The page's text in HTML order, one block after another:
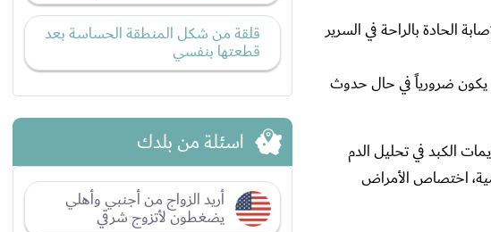
الحادة بالراحة في السرير
يكون ضرورياً في حال حدوث
الكبد في تحليل الدم
اختصاص الأمراض
قلقة من شكل المنطقة الحساسة بعد
قطعتها بنفسي
اسئلة من بلدك
أريد الزواج من أجنبي وأهلي
يضغطون لأتزوج شرقي